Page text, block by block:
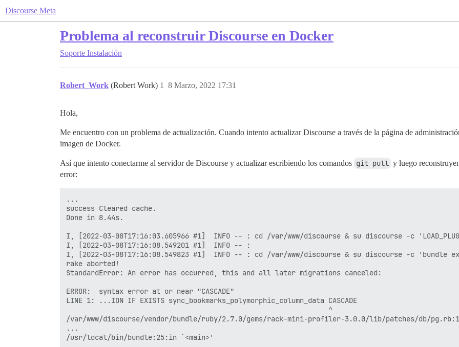
Discourse Meta
Problema al reconstruir Discourse en Docker
Soporte Instalación
Robert_Work (Robert Work) 8 Marzo, 2022 17:31
1
Hola,
Me encuentro con un problema de actualización. Cuando intento actualizar Discourse a través de la página de
imagen de Docker.
Así que intento conectarme al servidor de Discourse y actualizar escribiendo los comandos git pull y luego
error:
...
success Cleared cache.
Done in 8.44s.
I, [2022-03-08T17:16:03.605966 #1]  INFO -- : cd /var/www/discourse & su discourse -c
I, [2022-03-08T17:16:08.549201 #1]  INFO -- :
I, [2022-03-08T17:16:08.549823 #1]  INFO -- : cd /var/www/discourse & su discourse -c 'bundle
rake aborted!
StandardError: An error has occurred, this and all later migrations canceled:
ERROR:  syntax error at or near "CASCADE"
LINE 1: ...ION IF EXISTS sync_bookmarks_polymorphic_column_data CASCADE
                                                                ^
/var/www/discourse/vendor/bundle/ruby/2.7.0/gems/rack-mini-profiler-3.0.0/lib/patches/db/
...
/usr/local/bin/bundle:25:in `<main>'